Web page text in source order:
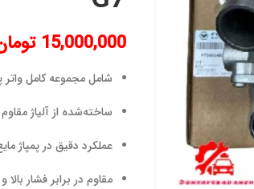
15,000,000
شامل مجموعه کامل
ساخته‌شده از آلیاژ
عملکرد دقیق در پمپاژ
مقاوم در برابر فشار